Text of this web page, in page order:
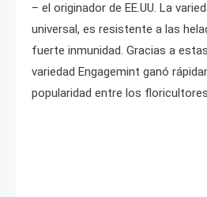
– el originador de EE.UU. La
universal, es resistente a las
fuerte inmunidad. Gracias a
variedad Engagemint ganó
popularidad entre los